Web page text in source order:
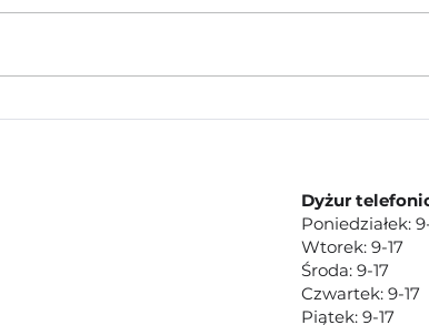
Dyżur
Poniedziałek:
Wtorek: 9-17
Środa: 9-17
Czwartek: 9-17
Piątek: 9-17